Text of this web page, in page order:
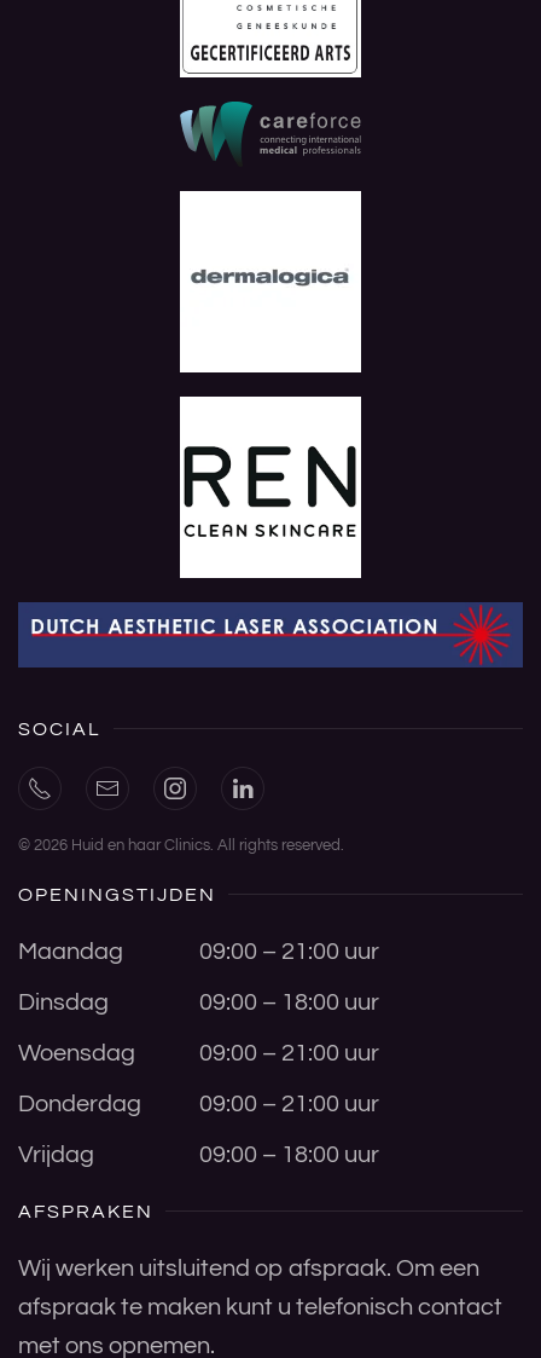
SOCIAL
© 2026 Huid en haar Clinics. All rights reserved.
OPENINGSTIJDEN
Maandag 09:00 – 21:00 uur
Dinsdag 09:00 – 18:00 uur
Woensdag 09:00 – 21:00 uur
Donderdag 09:00 – 21:00 uur
Vrijdag 09:00 – 18:00 uur
AFSPRAKEN
Wij werken uitsluitend op afspraak. Om een
afspraak te maken kunt u telefonisch contact
met ons opnemen.